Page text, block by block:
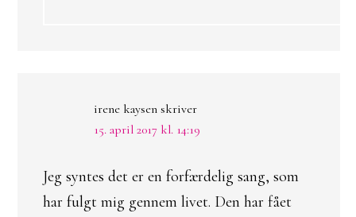
irene kaysen skriver
15. april 2017 kl. 14:19
Jeg syntes det er en forfærdelig sang, som
har fulgt mig gennem livet. Den har fået